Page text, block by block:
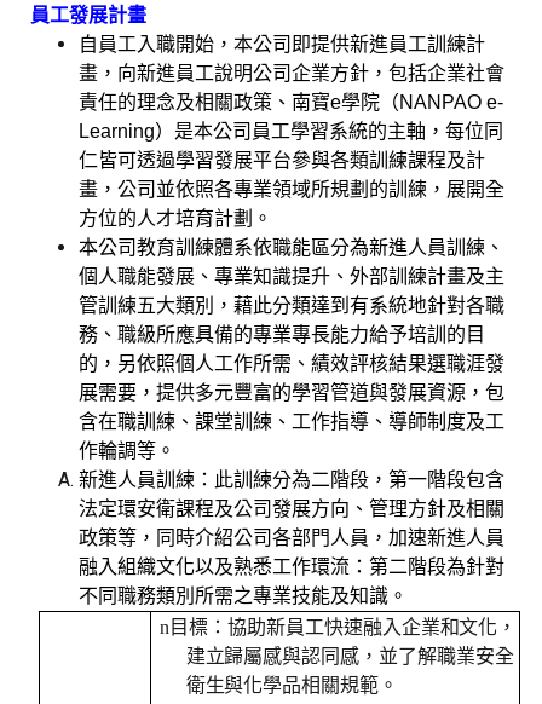
員工發展計畫
自員工入職開始，本公司即提供新進員工訓練計
畫，向新進員工說明公司企業方針，包括企業社會
責任的理念及相關政策、南寶e學院（NANPAO e-
Learning）是本公司員工學習系統的主軸，每位同
仁皆可透過學習發展平台參與各類訓練課程及計
畫，公司並依照各專業領域所規劃的訓練，展開全
方位的人才培育計劃。
本公司教育訓練體系依職能區分為新進人員訓練、
個人職能發展、專業知識提升、外部訓練計畫及主
管訓練五大類別，藉此分類達到有系統地針對各職
務、職級所應具備的專業專長能力給予培訓的目
的，另依照個人工作所需、績效評核結果選職涯發
展需要，提供多元豐富的學習管道與發展資源，包
含在職訓練、課堂訓練、工作指導、導師制度及工
作輪調等。
新進人員訓練：此訓練分為二階段，第一階段包含
法定環安衛課程及公司發展方向、管理方針及相關
政策等，同時介紹公司各部門人員，加速新進人員
融入組織文化以及熟悉工作環流：第二階段為針對
不同職務類別所需之專業技能及知識。
n 目標：協助新員工快速融入企業和文化，
建立歸屬感與認同感，並了解職業安全
衛生與化學品相關規範。